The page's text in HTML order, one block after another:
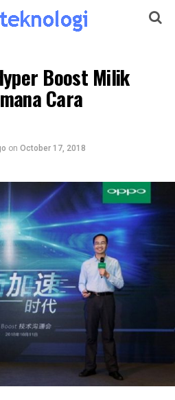
Boost Milik
Cara
on October 17, 2018